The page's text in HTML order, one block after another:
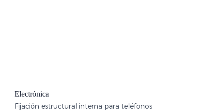
Electrónica
Fijación estructural interna para teléfonos